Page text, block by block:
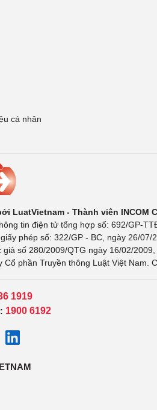
cá nhân
LuatVietnam - Thành viên INCOM
tin điện tử tổng hợp số: 692/GP-
phép số: 322/GP - BC, ngày 26/
số 280/2009/QTG ngày 16/02/
Cổ phần Truyền thông Luật Việt Nam.
1919
1900 6192